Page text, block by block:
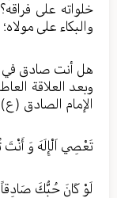
خلواته على
والبكاء على
هل أنت صادق في
وبعد العلاقة
الإمام الصادق (ع)
تَعْصِي اَلْإِلَهَ وَ
لَوْ كَانَ حُبُّكَ